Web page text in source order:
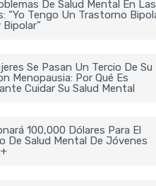
De Salud Mental En Las
“Yo Tengo Un Trastorno
Bipolar”
Se Pasan Un Tercio De Su
Menopausia: Por Qué Es
Cuidar Su Salud Mental
100,000 Dólares Para El
De Salud Mental De Jóvenes